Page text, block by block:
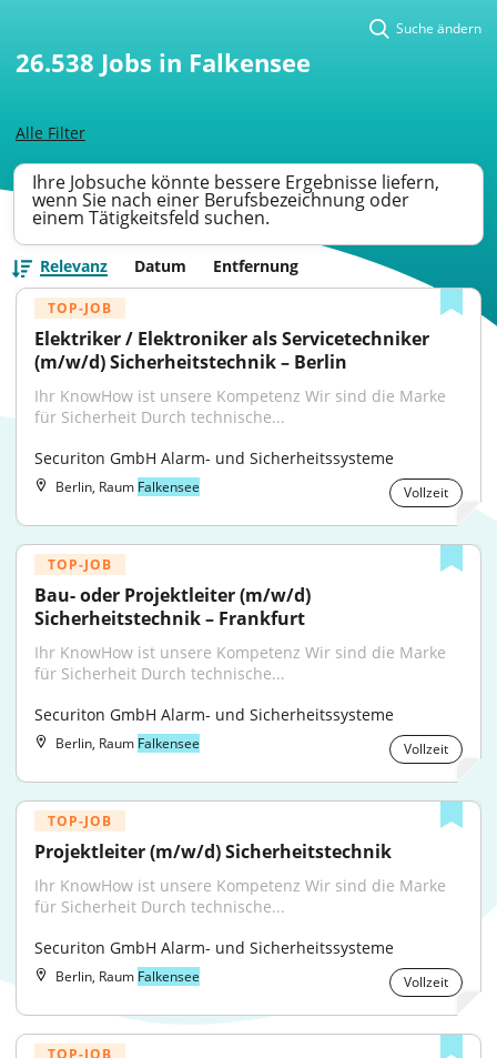
Alle Filter
Suche ändern
26.538 Jobs in Falkensee
Ihre Jobsuche könnte bessere Ergebnisse liefern,
wenn Sie nach einer Berufsbezeichnung oder
einem Tätigkeitsfeld suchen.
Relevanz Datum Entfernung
TOP-JOB
Elektriker / Elektroniker als Servicetechniker
(m/w/d) Sicherheitstechnik – Berlin
Ihr KnowHow ist unsere Kompetenz Wir sind die Marke
für Sicherheit Durch technische...
Securiton GmbH Alarm- und Sicherheitssysteme
Berlin, Raum Falkensee Vollzeit
TOP-JOB
Bau- oder Projektleiter (m/w/d)
Sicherheitstechnik – Frankfurt
Ihr KnowHow ist unsere Kompetenz Wir sind die Marke
für Sicherheit Durch technische...
Securiton GmbH Alarm- und Sicherheitssysteme
Berlin, Raum Falkensee Vollzeit
TOP-JOB
Projektleiter (m/w/d) Sicherheitstechnik
Ihr KnowHow ist unsere Kompetenz Wir sind die Marke
für Sicherheit Durch technische...
Securiton GmbH Alarm- und Sicherheitssysteme
Berlin, Raum Falkensee Vollzeit
TOP-JOB